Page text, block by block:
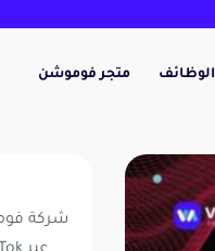
الوظائف متجر فوموشن
شركة